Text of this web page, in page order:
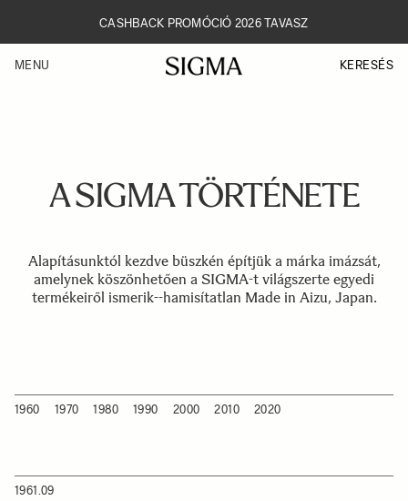
CASHBACK PROMÓCIÓ 2026 TAVASZ
MENU KERESÉS
A SIGMA TÖRTÉNETE
Alapításunktól kezdve büszkén építjük a márka imázsát,
amelynek köszönhetően a SIGMA-t világszerte egyedi
termékeiről ismerik--hamisítatlan Made in Aizu, Japan.
1960 1970 1980 1990 2000 2010 2020
1961.09